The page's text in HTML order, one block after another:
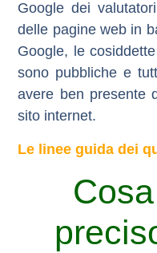
Google dei
delle pagine web in
Google, le cosiddette
sono pubbliche e
avere ben presente
sito internet.
Le linee guida dei